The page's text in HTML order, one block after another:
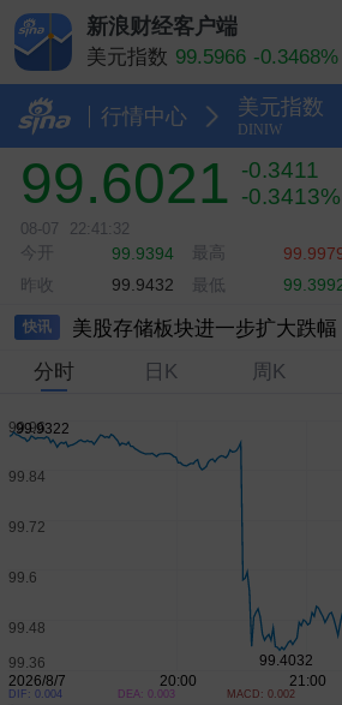
新浪财经客户端
美元指数 99.5966 -0.3468%
离岸人民币（香港） 6.7432 -0.0726%
在岸人民币 6.7488 -0.1243%
美元兑日元 157.7400 -
比特币美元指数 65173.7300 +1.32%
行情中心 美元指数
DINIW
99.6021 -0.3411
-0.3413%
08-07 22:41:32
今开 99.9394 最高
昨收
99.9432 最低
快讯
SpaceX股价大涨10％
美股光通信板块高开 Coherent
美股开盘：三大股指齐涨
美国7月非农意外减少
分时 日K 周K
DIF: 0.004 DEA: 0.003 MACD: 0.002